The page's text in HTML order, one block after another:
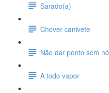
Sarado(a)
Chover canivete
Não dar ponto sem nó
A todo vapor